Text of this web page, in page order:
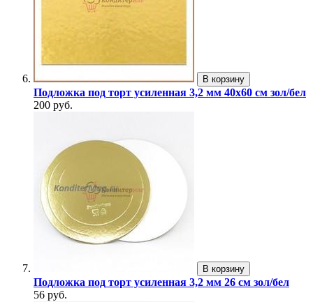
В корзину
Подложка под торт усиленная 3,2 мм 40х60 см зол/бел
200 руб.
В корзину
Подложка под торт усиленная 3,2 мм 26 см зол/бел
56 руб.